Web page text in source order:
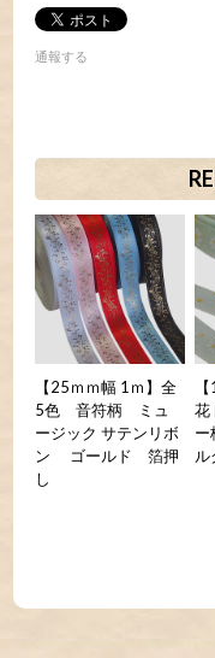
通報する
【25ｍｍ幅 1ｍ】全
5色 音符柄 ミュ
ージック サテンリボ
ン ゴールド 箔押
し
花
ル